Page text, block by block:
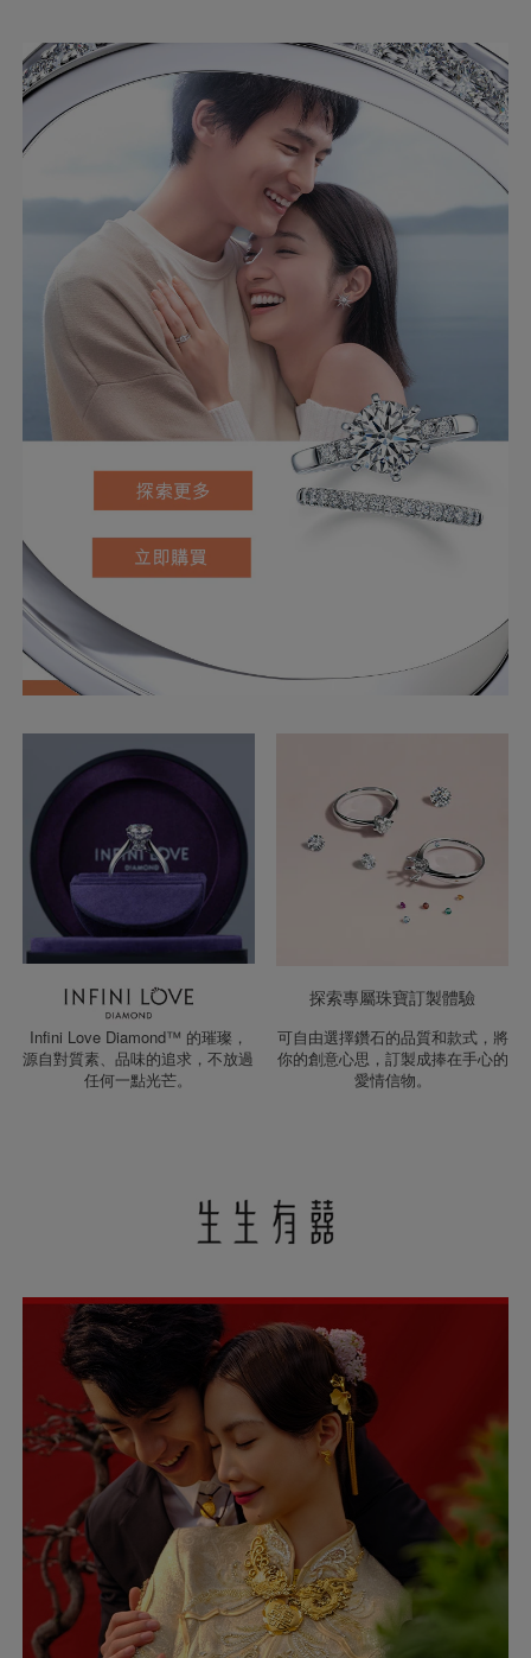
Infini Love Diamond™ 的璀璨，
源自對質素、品味的追求，不放過
任何一點光芒。
探索專屬珠寶訂製體驗
可自由選擇鑽石的品質和款式，將
你的創意心思，訂製成捧在手心的
愛情信物。